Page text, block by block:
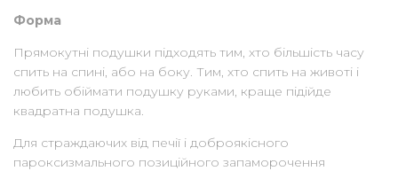
Форма
Прямокутні подушки підходять тим, хто більшість часу
спить на спині, або на боку. Тим, хто спить на животі і
любить обіймати подушку руками, краще підійде
квадратна подушка.
Для страждаючих від печії і доброякісного
пароксизмального позиційного запаморочення